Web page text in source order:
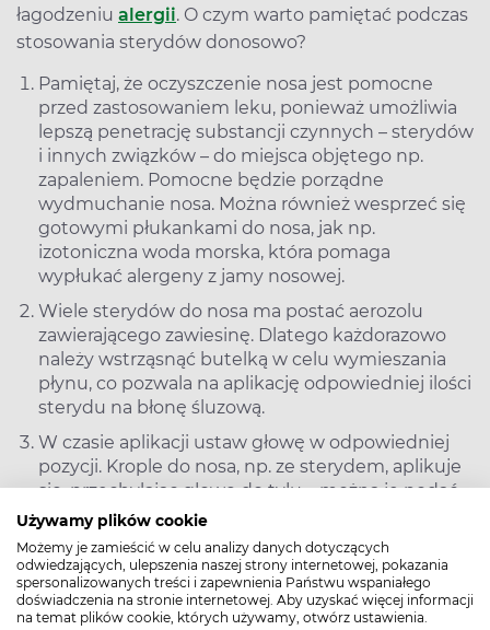
Używamy plików cookie
Możemy je zamieścić w celu analizy danych dotyczących
odwiedzających, ulepszenia naszej strony internetowej, pokazania
spersonalizowanych treści i zapewnienia Państwu wspaniałego
doświadczenia na stronie internetowej. Aby uzyskać więcej informacji
na temat plików cookie, których używamy, otwórz ustawienia.
łagodzeniu alergii. O czym warto pamiętać podczas
stosowania sterydów donosowo?
Pamiętaj, że oczyszczenie nosa jest pomocne
przed zastosowaniem leku, ponieważ umożliwia
lepszą penetrację substancji czynnych – sterydów
i innych związków – do miejsca objętego np.
zapaleniem. Pomocne będzie porządne
wydmuchanie nosa. Można również wesprzeć się
gotowymi płukankami do nosa, jak np.
izotoniczna woda morska, która pomaga
wypłukać alergeny z jamy nosowej.
Wiele sterydów do nosa ma postać aerozolu
zawierającego zawiesinę. Dlatego każdorazowo
należy wstrząsnąć butelką w celu wymieszania
płynu, co pozwala na aplikację odpowiedniej ilości
sterydu na błonę śluzową.
W czasie aplikacji ustaw głowę w odpowiedniej
pozycji. Krople do nosa, np. ze sterydem, aplikuje
się, przechylając głowę do tyłu – można je podać
zatem na siedząco, leżąco lub stojąco. W
przypadku sprayu głowa powinna być lekko
pochylona do przodu, a aplikator skierowany
pionowo. Aerozolu ze sterydem nie należy
stosować w pozycji leżącej, ponieważ nie